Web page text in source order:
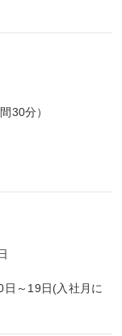
30分）
～19日(入社月に